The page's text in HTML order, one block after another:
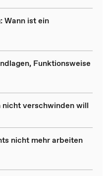
Wann ist ein
Funktionsweise
nicht verschwinden will
nicht mehr arbeiten